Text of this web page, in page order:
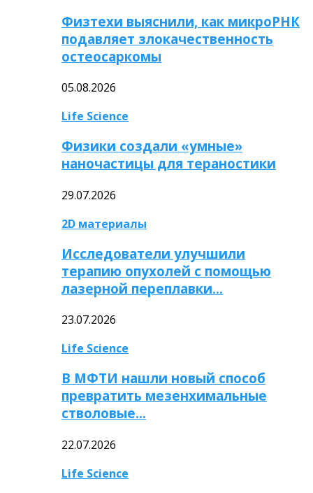
Физтехи выяснили, как микроРНК
подавляет злокачественность
остеосаркомы
05.08.2026
Life Science
Физики создали «умные»
наночастицы для тераностики
29.07.2026
2D материалы
Исследователи улучшили
терапию опухолей с помощью
лазерной переплавки…
23.07.2026
Life Science
В МФТИ нашли новый способ
превратить мезенхимальные
стволовые…
22.07.2026
Life Science